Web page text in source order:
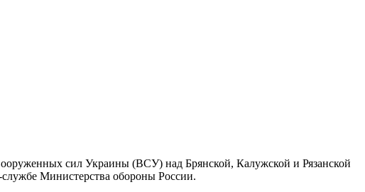
сил Украины (ВСУ) над Брянской, Калужской и Рязанской
Министерства обороны России.